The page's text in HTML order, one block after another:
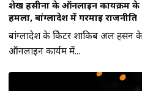
शेख हसीना के ऑनलाइन कार्यक्रम
हमला, बांग्लादेश में गरमाई राजनीति
बांग्लादेश के क्रिकेटर शाकिब अल
ऑनलाइन कार्यक्रम में...